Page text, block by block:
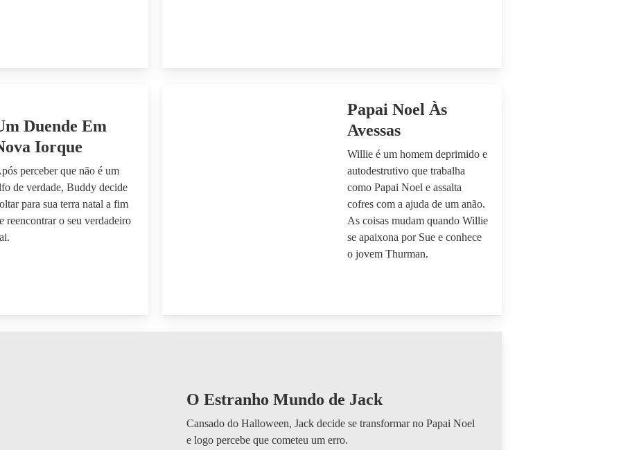
Duende Em
Iorque
perceber que não é um
de verdade, Buddy decide
para sua terra natal a fim
reencontrar o seu verdadeiro
Papai Noel Às
Avessas
Willie é um homem deprimido e
autodestrutivo que trabalha
como Papai Noel e assalta
cofres com a ajuda de um anão.
As coisas mudam quando Willie
se apaixona por Sue e conhece
o jovem Thurman.
O Estranho Mundo de Jack
Cansado do Halloween, Jack decide se transformar no Papai Noel
e logo percebe que cometeu um erro.